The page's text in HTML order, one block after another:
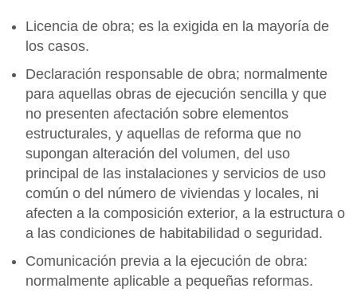
Licencia de obra; es la exigida en la mayoría de
los casos.
Declaración responsable de obra; normalmente
para aquellas obras de ejecución sencilla y que
no presenten afectación sobre elementos
estructurales, y aquellas de reforma que no
supongan alteración del volumen, del uso
principal de las instalaciones y servicios de uso
común o del número de viviendas y locales, ni
afecten a la composición exterior, a la estructura o
a las condiciones de habitabilidad o seguridad.
Comunicación previa a la ejecución de obra:
normalmente aplicable a pequeñas reformas.